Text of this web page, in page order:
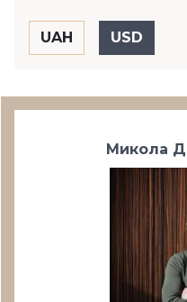
Микола